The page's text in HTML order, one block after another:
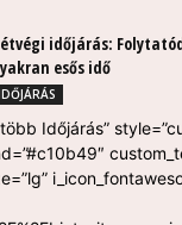
időjárás:
esős idő
Időjárás”